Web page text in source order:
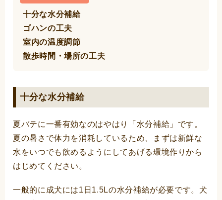
十分な水分補給
ゴハンの工夫
室内の温度調節
散歩時間・場所の工夫
十分な水分補給
夏バテに一番有効なのはやはり「水分補給」です。
夏の暑さで体力を消耗しているため、まずは新鮮な
水をいつでも飲めるようにしてあげる環境作りから
はじめてください。
一般的に成犬には1日1.5Lの水分補給が必要です。犬